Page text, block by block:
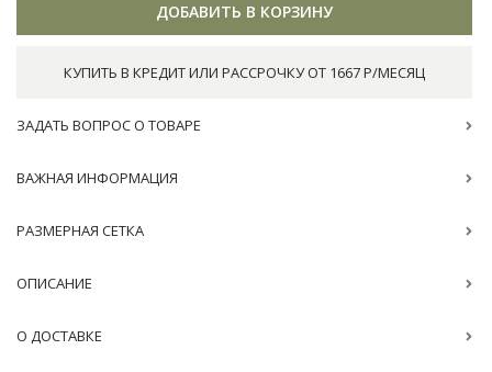
ДОБАВИТЬ В КОРЗИНУ
КУПИТЬ В КРЕДИТ ИЛИ РАССРОЧКУ ОТ 1667 Р/МЕСЯЦ
ЗАДАТЬ ВОПРОС О ТОВАРЕ
ВАЖНАЯ ИНФОРМАЦИЯ
РАЗМЕРНАЯ СЕТКА
ОПИСАНИЕ
О ДОСТАВКЕ